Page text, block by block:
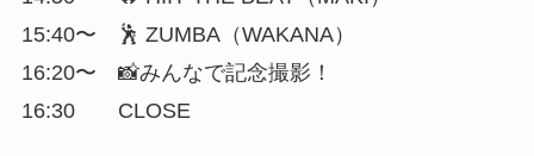
15:40〜 🕺 ZUMBA（WAKANA）
16:20〜 📸みんなで記念撮影！
16:30 CLOSE